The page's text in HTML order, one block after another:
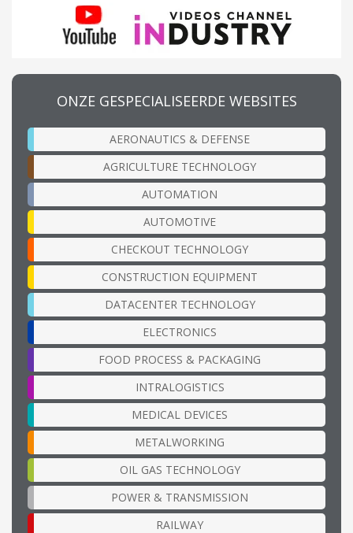
ONZE GESPECIALISEERDE WEBSITES
AERONAUTICS & DEFENSE
AGRICULTURE TECHNOLOGY
AUTOMATION
AUTOMOTIVE
CHECKOUT TECHNOLOGY
CONSTRUCTION EQUIPMENT
DATACENTER TECHNOLOGY
ELECTRONICS
FOOD PROCESS & PACKAGING
INTRALOGISTICS
MEDICAL DEVICES
METALWORKING
OIL GAS TECHNOLOGY
POWER & TRANSMISSION
RAILWAY